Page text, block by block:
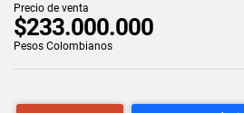
Precio de venta
$233.000.000
Pesos Colombianos